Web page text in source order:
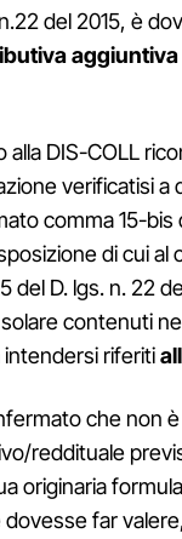
del 2015, è
aggiuntiva
alla DIS-COLL
verificatisi a
comma 15-
di cui al
del D. lgs. n. 22
contenuti
intendersi riferiti
che non
reddituale
originaria
far